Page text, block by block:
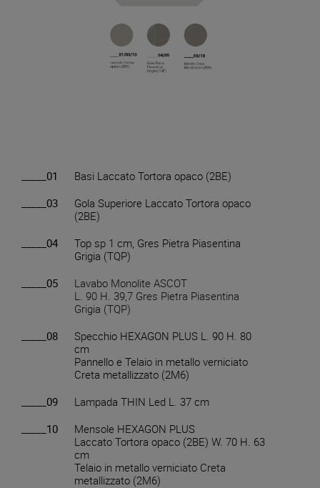
_____01
Basi Laccato Tortora opaco (2BE)
_____03
Gola Superiore Laccato Tortora opaco
(2BE)
_____04
Top sp 1 cm, Gres Pietra Piasentina
Grigia (TQP)
_____05
Lavabo Monolite ASCOT
L. 90 H. 39,7 Gres Pietra Piasentina
Grigia (TQP)
_____08
Specchio HEXAGON PLUS L. 90 H. 80
cm
Pannello e Telaio in metallo verniciato
Creta metallizzato (2M6)
_____09
Lampada THIN Led L. 37 cm
_____10
Mensole HEXAGON PLUS
Laccato Tortora opaco (2BE) W. 70 H. 63
cm
Telaio in metallo verniciato Creta
metallizzato (2M6)